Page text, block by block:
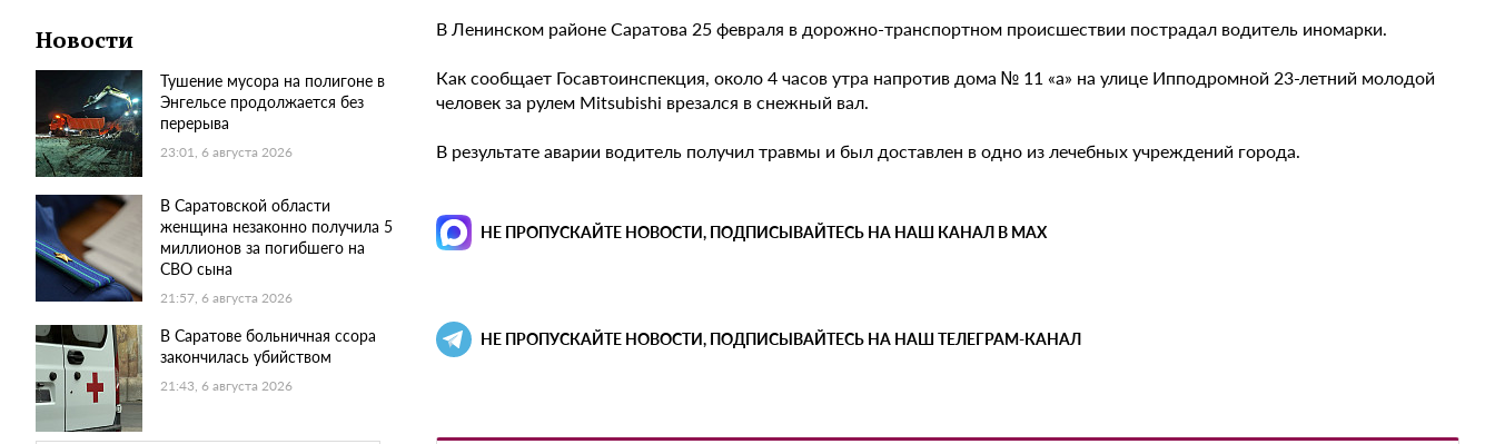
Новости
Тушение мусора на полигоне в
Энгельсе продолжается без
перерыва
23:01, 6 августа 2026
В Саратовской области
женщина незаконно получила 5
миллионов за погибшего на
СВО сына
21:57, 6 августа 2026
В Саратове больничная ссора
закончилась убийством
21:43, 6 августа 2026
В Ленинском районе Саратова 25 февраля в дорожно-транспортном происшествии пострадал водитель иномарки.
Как сообщает Госавтоинспекция, около 4 часов утра напротив дома № 11 «а» на улице Ипподромной 23-летний молодой
человек за рулем Mitsubishi врезался в снежный вал.
В результате аварии водитель получил травмы и был доставлен в одно из лечебных учреждений города.
НЕ ПРОПУСКАЙТЕ НОВОСТИ, ПОДПИСЫВАЙТЕСЬ НА НАШ КАНАЛ В MAX
НЕ ПРОПУСКАЙТЕ НОВОСТИ, ПОДПИСЫВАЙТЕСЬ НА НАШ ТЕЛЕГРАМ-КАНАЛ